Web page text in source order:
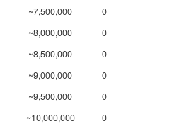
~7,500,000
0
~8,000,000
0
~8,500,000
0
~9,000,000
0
~9,500,000
0
~10,000,000
0